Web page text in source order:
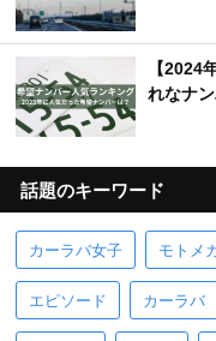
【2024
れなナ
話題のキーワード
カーラバ女子 モトメ
エピソード カーラバ